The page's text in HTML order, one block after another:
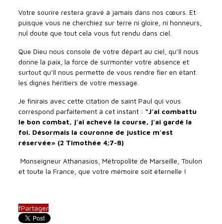
Votre sourire restera gravé à jamais dans nos cœurs. Et
puisque vous ne cherchiez sur terre ni gloire, ni honneurs,
nul doute que tout cela vous fut rendu dans ciel.
Que Dieu nous console de votre départ au ciel, qu’Il nous
donne la paix, la force de surmonter votre absence et
surtout qu’Il nous permette de vous rendre fier en étant
les dignes héritiers de votre message.
Je finirais avec cette citation de saint Paul qui vous
correspond parfaitement à cet instant :“J'ai combattu
le bon combat, j'ai achevé la course, j'ai gardé la
foi. Désormais la couronne de justice m'est
réservée» (2 Timothée 4;7-8)
Monseigneur Athanasios, Métropolite de Marseille, Toulon
et toute la France, que votre mémoire soit éternelle !
fPartager